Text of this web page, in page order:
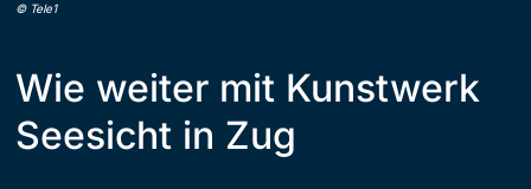
© Tele1
Wie weiter mit Kunstwerk
Seesicht in Zug